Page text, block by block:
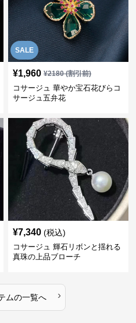
SALE
¥1,960 ¥2180(割引前)
コサージュ 華やか宝石花びらコ
サージュ五弁花
¥7,340 (税込)
コサージュ 輝石リボンと揺れる
真珠の上品ブローチ
ムの一覧へ ›